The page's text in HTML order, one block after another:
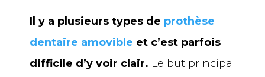
Il y a plusieurs types de prothèse
dentaire amovible et c’est parfois
difficile d’y voir clair. Le but principal